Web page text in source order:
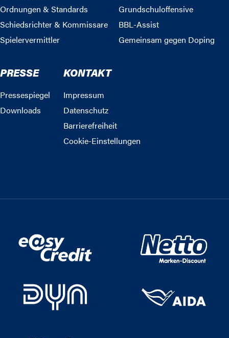
Ordnungen & Standards
Schiedsrichter & Kommissare
Spielervermittler
Grundschuloffensive
BBL-Assist
Gemeinsam gegen Doping
PRESSE
Pressespiegel
Downloads
KONTAKT
Impressum
Datenschutz
Barrierefreiheit
Cookie-Einstellungen